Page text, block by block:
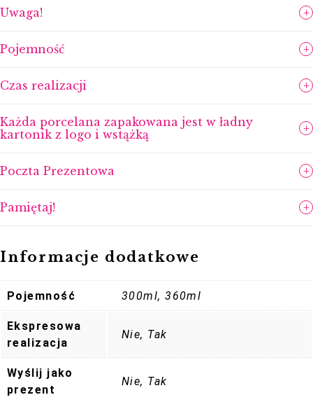
Ewentualne ryski, kreseczki powstałe w trakcie
razem z Tobą.
Uwaga!
Pojemność
Czas realizacji
Każda porcelana zapakowana jest w ładny
kartonik z logo i wstążką
Poczta Prezentowa
Pamiętaj!
Informacje dodatkowe
Pojemność 300ml, 360ml
Ekspresowa
realizacja
Nie, Tak
Wyślij jako
prezent
Nie, Tak